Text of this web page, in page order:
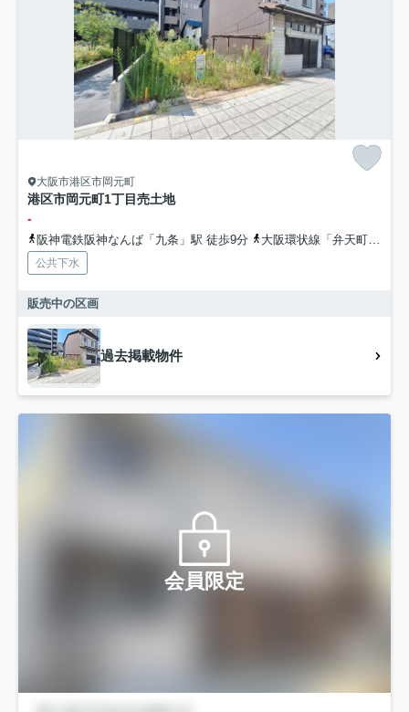
大阪市港区市岡元町
港区市岡元町1丁目売土地
-
阪神電鉄阪神なんば「九条」駅 徒歩9分 大阪環状線「弁天町」駅 徒歩13分
公共下水
販売中の区画
過去掲載物件
会員限定